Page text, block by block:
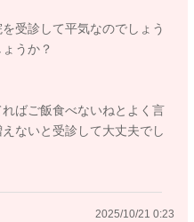
受診して平気なのでしょう
うか？
ばご飯食べないねとよく言
ないと受診して大丈夫でし
2025/10/21 0:23